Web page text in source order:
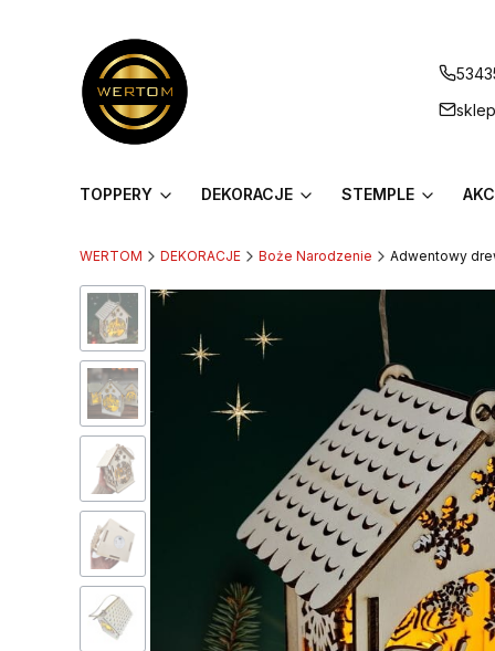
TOPPERY DEKORACJE STEMPLE
WERTOM DEKORACJE Boże Narodzenie Adwentowy